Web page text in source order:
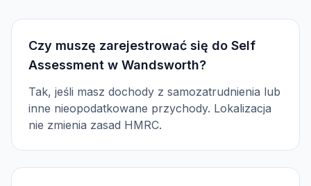
Czy muszę zarejestrować się do Self
Assessment w Wandsworth?
Tak, jeśli masz dochody z samozatrudnienia lub
inne nieopodatkowane przychody. Lokalizacja
nie zmienia zasad HMRC.